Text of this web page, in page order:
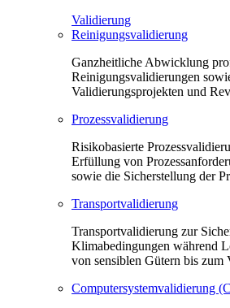
Validierung
Reinigungsvalidierung
Ganzheitliche Abwicklung
Reinigungsvalidierungen
Validierungsprojekten und
Prozessvalidierung
Risikobasierte
Erfüllung von
sowie die Sicherstellung der
Transportvalidierung
Transportvalidierung zur
Klimabedingungen während
von sensiblen Gütern bis zum
Computersystemvalidierung